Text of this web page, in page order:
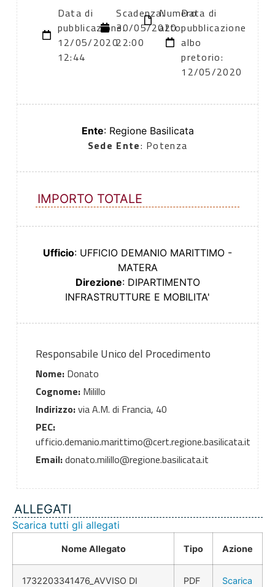
Data di
pubblicazione:
12/05/2020
12:44
Scadenza:
30/05/2020
22:00
Numero
atto:
Data di
pubblicazione
albo
pretorio:
12/05/2020
Ente: Regione Basilicata
Sede Ente: Potenza
IMPORTO TOTALE
Ufficio: UFFICIO DEMANIO MARITTIMO -
MATERA
Direzione: DIPARTIMENTO
INFRASTRUTTURE E MOBILITA'
Responsabile Unico del Procedimento
Nome:Donato
Cognome:Milillo
Indirizzo:via A.M. di Francia, 40
PEC:
ufficio.demanio.marittimo@cert.regione.basilicata.it
Email:donato.milillo@regione.basilicata.it
ALLEGATI
Scarica tutti gli allegati
Nome Allegato Tipo Azione
1732203341476_AVVISO DI
PDF Scarica